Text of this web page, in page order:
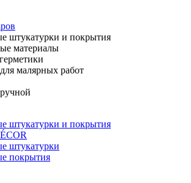
штукатурки и покрытия
материалы
малярных работ
штукатурки и покрытия
штукатурки
покрытия